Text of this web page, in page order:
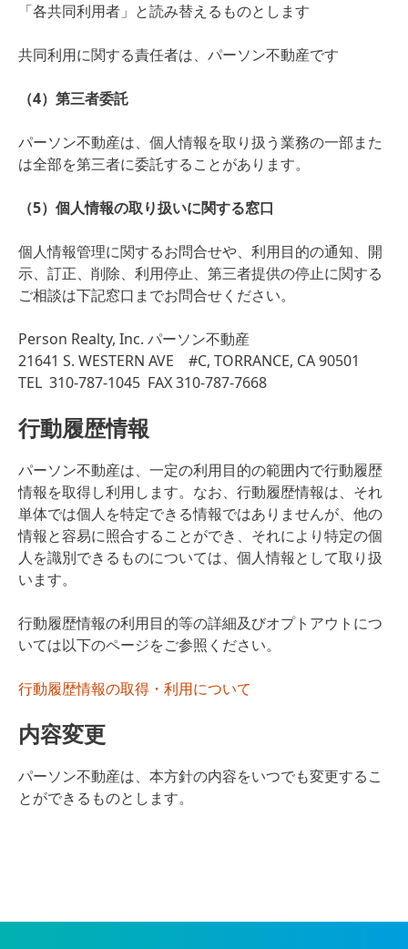
「各共同利用者」と読み替えるものとします
共同利用に関する責任者は、パーソン不動産です
（4）第三者委託
パーソン不動産は、個人情報を取り扱う業務の一部また
は全部を第三者に委託することがあります。
（5）個人情報の取り扱いに関する窓口
個人情報管理に関するお問合せや、利用目的の通知、開
示、訂正、削除、利用停止、第三者提供の停止に関する
ご相談は下記窓口までお問合せください。
Person Realty, Inc. パーソン不動産
21641 S. WESTERN AVE #C, TORRANCE, CA 90501
TEL 310-787-1045 FAX 310-787-7668
行動履歴情報
パーソン不動産は、一定の利用目的の範囲内で行動履歴
情報を取得し利用します。なお、行動履歴情報は、それ
単体では個人を特定できる情報ではありませんが、他の
情報と容易に照合することができ、それにより特定の個
人を識別できるものについては、個人情報として取り扱
います。
行動履歴情報の利用目的等の詳細及びオプトアウトにつ
いては以下のページをご参照ください。
行動履歴情報の取得・利用について
内容変更
パーソン不動産は、本方針の内容をいつでも変更するこ
とができるものとします。